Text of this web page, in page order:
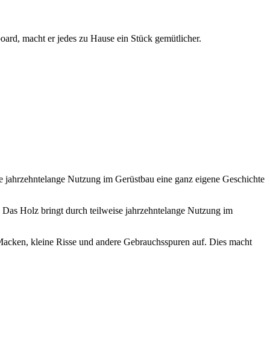
macht er jedes zu Hause ein Stück gemütlicher.
Nutzung im Gerüstbau eine ganz eigene Geschichte
Holz bringt durch teilweise jahrzehntelange Nutzung im
kleine Risse und andere Gebrauchsspuren auf. Dies macht